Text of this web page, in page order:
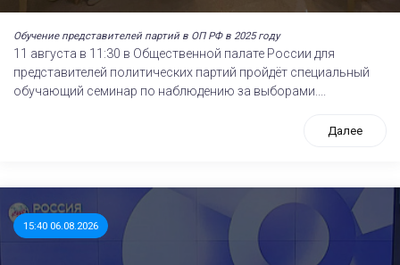
Обучение представителей партий в ОП РФ в 2025 году
11 августа в 11:30 в Общественной палате России для
представителей политических партий пройдёт специальный
обучающий семинар по наблюдению за выборами....
Далее
15:40 06.08.2026